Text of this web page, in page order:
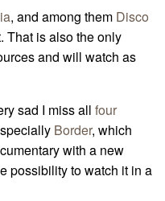
, and among them Disco
That is also the only
and will watch as
sad I miss all four
Border, which
with a new
possibility to watch it in a